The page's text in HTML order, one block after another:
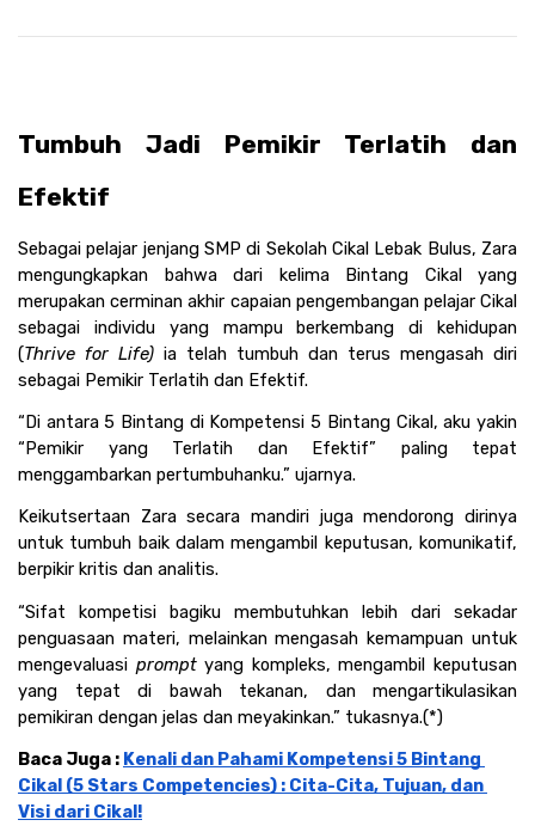
Tumbuh Jadi Pemikir Terlatih dan
Efektif
Sebagai pelajar jenjang SMP di Sekolah Cikal Lebak Bulus, Zara
mengungkapkan bahwa dari kelima Bintang Cikal yang
merupakan cerminan akhir capaian pengembangan pelajar Cikal
sebagai individu yang mampu berkembang di kehidupan
(Thrive for Life) ia telah tumbuh dan terus mengasah diri
sebagai Pemikir Terlatih dan Efektif.
“Di antara 5 Bintang di Kompetensi 5 Bintang Cikal, aku yakin
“Pemikir yang Terlatih dan Efektif” paling tepat
menggambarkan pertumbuhanku.” ujarnya.
Keikutsertaan Zara secara mandiri juga mendorong dirinya
untuk tumbuh baik dalam mengambil keputusan, komunikatif,
berpikir kritis dan analitis.
“Sifat kompetisi bagiku membutuhkan lebih dari sekadar
penguasaan materi, melainkan mengasah kemampuan untuk
mengevaluasi prompt yang kompleks, mengambil keputusan
yang tepat di bawah tekanan, dan mengartikulasikan
pemikiran dengan jelas dan meyakinkan.” tukasnya.(*)
Baca Juga : Kenali dan Pahami Kompetensi 5 Bintang
Cikal (5 Stars Competencies) : Cita-Cita, Tujuan, dan
Visi dari Cikal!